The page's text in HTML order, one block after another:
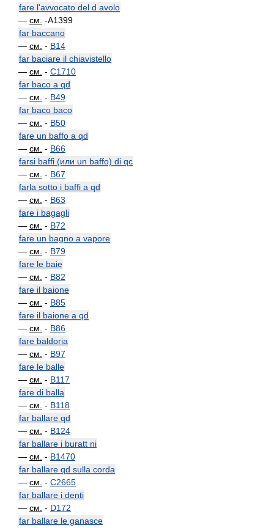
fare l'avvocato del d avolo
— см. -A1399
far baccano
— см. - B14
far baciare il chiavistello
— см. - C1710
far baco a qd
— см. - B49
far baco baco
— см. - B50
fare un baffo a qd
— см. - B66
farsi baffi (или un baffo) di qc
— см. - B67
farla sotto i baffi a qd
— см. - B63
fare i bagagli
— см. - B72
fare un bagno a vapore
— см. - B79
fare le baie
— см. - B82
fare il baione
— см. - B85
fare il baione a qd
— см. - B86
fare baldoria
— см. - B97
fare le balle
— см. - B117
fare di balla
— см. - B118
far ballare qd
— см. - B124
far ballare i buratt ni
— см. - B1470
far ballare qd sulla corda
— см. - C2665
far ballare i denti
— см. - D172
far ballare le ganasce